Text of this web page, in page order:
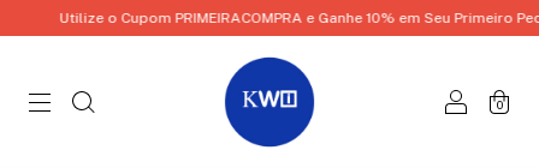
Utilize o Cupom PRIMEIRACOMPRA e Ganhe 10% em Seu Primeiro
0